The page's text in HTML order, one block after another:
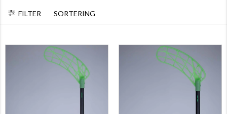
FILTER SORTERING